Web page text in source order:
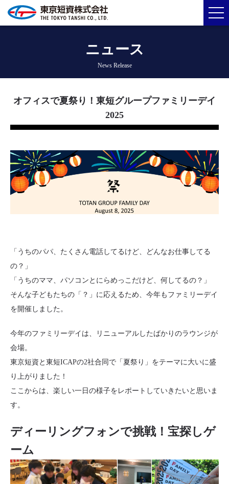
ニュース
News Release
オフィスで夏祭り！東短グループファミリーデイ
2025
「うちのパパ、たくさん電話してるけど、どんなお仕事してる
の？」
「うちのママ、パソコンとにらめっこだけど、何してるの？」
そんな子どもたちの「？」に応えるため、今年もファミリーデイ
を開催しました。
今年のファミリーデイは、リニューアルしたばかりのラウンジが
会場。
東京短資と東短ICAPの2社合同で「夏祭り」をテーマに大いに盛
り上がりました！
ここからは、楽しい一日の様子をレポートしていきたいと思いま
す。
ディーリングフォンで挑戦！宝探しゲ
ーム